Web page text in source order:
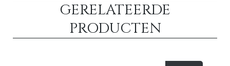
GERELATEERDE
PRODUCTEN